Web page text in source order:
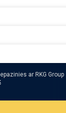
ar RKG Group